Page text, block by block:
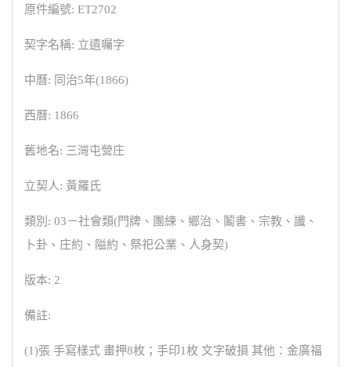
原件編號: ET2702
契字名稱: 立遺囑字
中曆: 同治5年(1866)
西曆: 1866
舊地名: 三灣屯營庄
立契人: 黃羅氏
類別: 03－社會類(門牌、團練、鄉治、鬮書、宗教、讖、
卜卦、庄約、隘約、祭祀公業、人身契)
版本: 2
備註:
(1)張 手寫樣式 畫押8枚；手印1枚 文字破損 其他：金廣福